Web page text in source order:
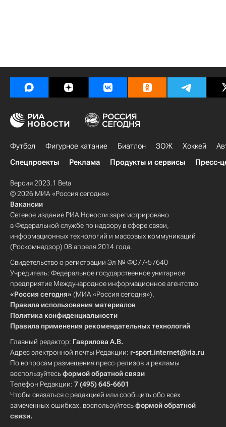
Футбол Фигурное катание Биатлон ЗОЖ Хоккей
Спецпроекты
Реклама Продукты и сервисы Пресс-
Версия 2023.1 Beta
© 2026 МИА «Россия сегодня»
Вакансии
Сетевое издание РИА Новости зарегистрировано
в Федеральной службе по надзору в сфере связи,
информационных технологий и массовых коммуникаций
(Роскомнадзор) 08 апреля 2014 года.
Свидетельство о регистрации Эл № ФС77-57640
Учредитель: Федеральное государственное унитарное
предприятие Международное информационное агентство
«Россия сегодня» (МИА «Россия сегодня»).
Правила использования материалов
Политика конфиденциальности
Правила применения рекомендательных технологий
Главный редактор: Гаврилова А.В.
Адрес электронной почты Редакции: r-sport.internet@ria.ru
По вопросам размещения пресс-релизов и рекламы
воспользуйтесьформой обратной связи
Телефон Редакции: 7 (495) 645-6601
Чтобы связаться с редакцией или сообщить обо всех
замеченных ошибках, воспользуйтесьформой обратной
связи.